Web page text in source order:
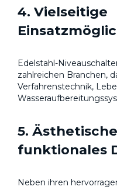
4. Vielseitige
Edelstahl-
zahlreichen Branchen,
Verfahrenstechnik,
5.
funktionales
Neben ihren